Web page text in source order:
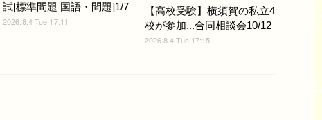
試[標準問題 国語・問題]1/7
2026.8.4 Tue 17:11
【高校受験】横須賀の私立4
校が参加...合同相談会10/12
2026.8.4 Tue 17:15